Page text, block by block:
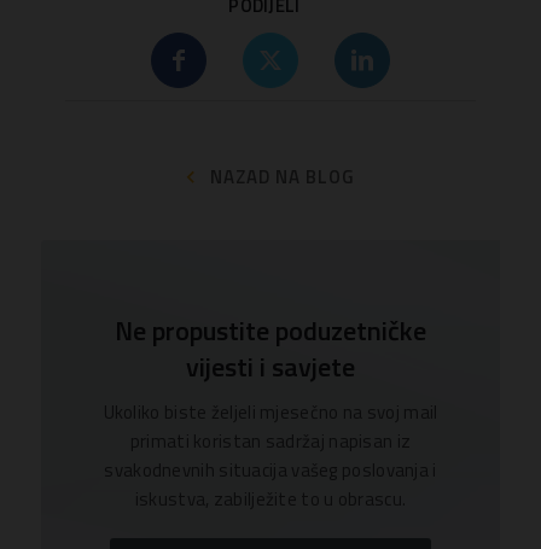
Ne propustite poduzetničke
vijesti i savjete
iskustva, zabilježite to u obrascu.